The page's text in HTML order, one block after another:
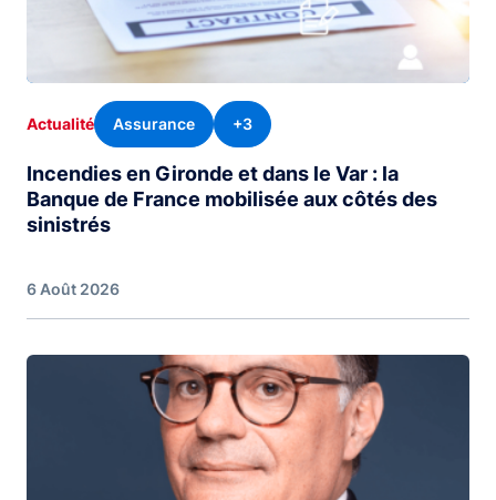
Actualité Assurance +3
Incendies en Gironde et dans le Var : la
Banque de France mobilisée aux côtés des
sinistrés
6 Août 2026
Image